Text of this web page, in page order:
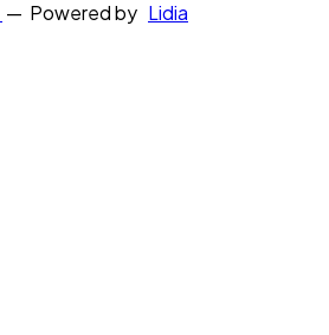
— Powered by Lidia